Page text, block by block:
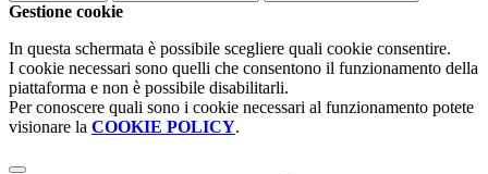
Gestione cookie
In questa schermata è possibile scegliere quali cookie consentire.
I cookie necessari sono quelli che consentono il funzionamento della
piattaforma e non è possibile disabilitarli.
Per conoscere quali sono i cookie necessari al funzionamento potete
visionare la COOKIE POLICY.